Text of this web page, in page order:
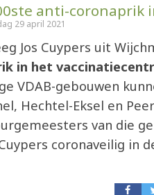
anti-coronaprik
29 april 2021
Jos Cuypers uit
in het
VDAB-gebouwen
Hechtel-Eksel en
van die
coronaveilig in